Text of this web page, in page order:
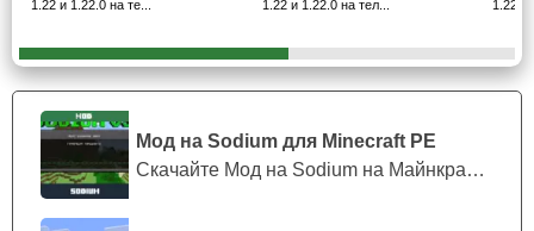
Мод на Sodium для Minecraft PE
Скачайте Мод на Sodium на Майнкрафт П...
В Серных пещерах изменены пропорции появления
мобов: Серные кубы встречаются группами, а
обычных враждебных существ стало меньше.
Исправлена заморозка при открытии печи без
рецептов и улучшена работа некоторых экранов
интерфейса.
1.22 и 1.22.0 на те...
1.22 и 1.22.0 на тел...
1.22 и